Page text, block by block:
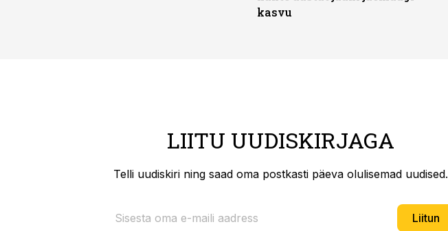
kasvu
LIITU UUDISKIRJAGA
Telli uudiskiri ning saad oma postkasti päeva olulisemad uudised.
Liitun